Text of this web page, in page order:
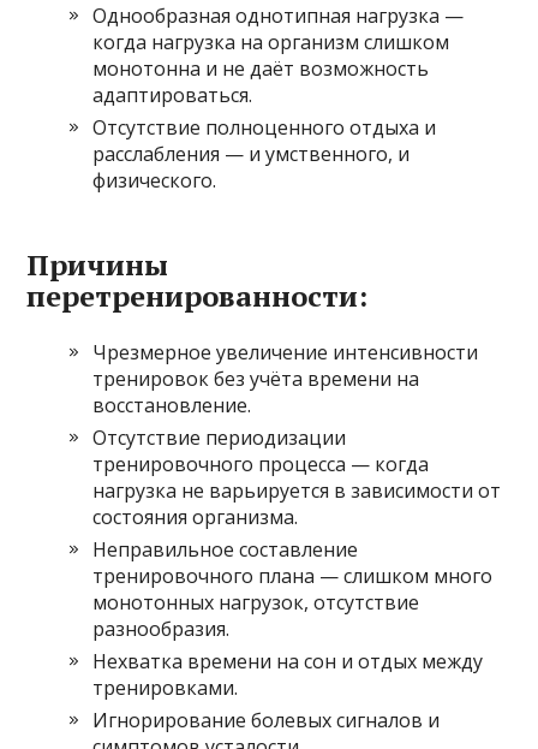
Однообразная однотипная нагрузка —
когда нагрузка на организм слишком
монотонна и не даёт возможность
адаптироваться.
Отсутствие полноценного отдыха и
расслабления — и умственного, и
физического.
Причины
перетренированности:
Чрезмерное увеличение интенсивности
тренировок без учёта времени на
восстановление.
Отсутствие периодизации
тренировочного процесса — когда
нагрузка не варьируется в зависимости от
состояния организма.
Неправильное составление
тренировочного плана — слишком много
монотонных нагрузок, отсутствие
разнообразия.
Нехватка времени на сон и отдых между
тренировками.
Игнорирование болевых сигналов и